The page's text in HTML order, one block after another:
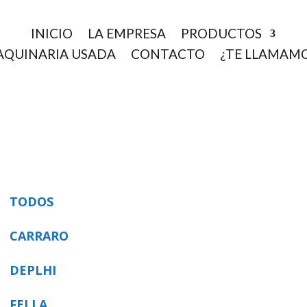
INICIO LA EMPRESA
PRODUCTOS
USADA
CONTACTO ¿TE
TODOS
CARRARO
DEPLHI